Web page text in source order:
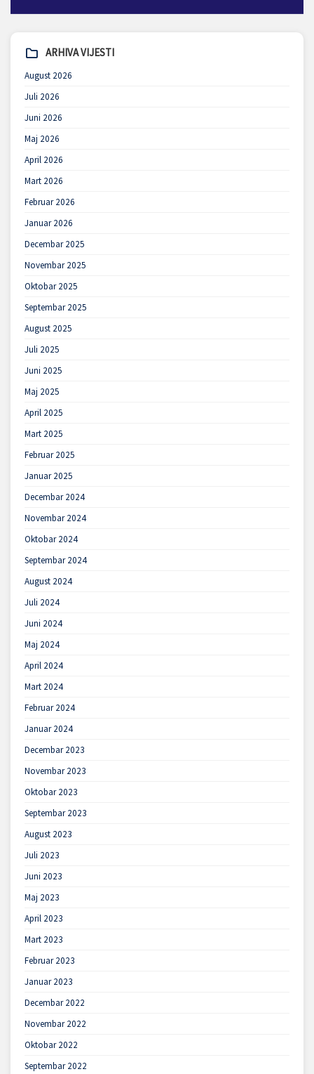
ARHIVA VIJESTI
August 2026
Juli 2026
Juni 2026
Maj 2026
April 2026
Mart 2026
Februar 2026
Januar 2026
Decembar 2025
Novembar 2025
Oktobar 2025
Septembar 2025
August 2025
Juli 2025
Juni 2025
Maj 2025
April 2025
Mart 2025
Februar 2025
Januar 2025
Decembar 2024
Novembar 2024
Oktobar 2024
Septembar 2024
August 2024
Juli 2024
Juni 2024
Maj 2024
April 2024
Mart 2024
Februar 2024
Januar 2024
Decembar 2023
Novembar 2023
Oktobar 2023
Septembar 2023
August 2023
Juli 2023
Juni 2023
Maj 2023
April 2023
Mart 2023
Februar 2023
Januar 2023
Decembar 2022
Novembar 2022
Oktobar 2022
Septembar 2022